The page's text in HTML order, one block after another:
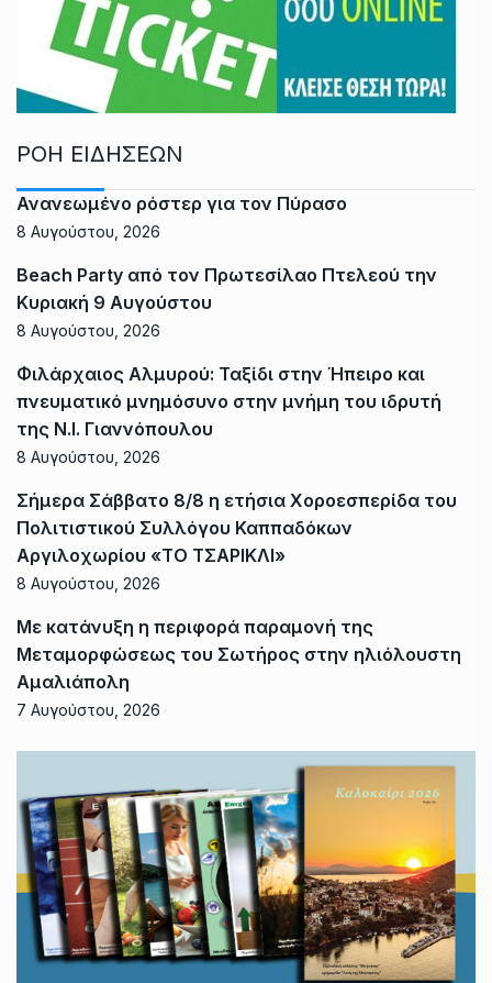
ΡΟΗ ΕΙΔΗΣΕΩΝ
Ανανεωμένο ρόστερ για τον Πύρασο
8 Αυγούστου, 2026
Beach Party από τον Πρωτεσίλαο Πτελεού την
Κυριακή 9 Αυγούστου
8 Αυγούστου, 2026
Φιλάρχαιος Αλμυρού: Ταξίδι στην Ήπειρο και
πνευματικό μνημόσυνο στην μνήμη του ιδρυτή
της Ν.Ι. Γιαννόπουλου
8 Αυγούστου, 2026
Σήμερα Σάββατο 8/8 η ετήσια Χοροεσπερίδα του
Πολιτιστικού Συλλόγου Καππαδόκων
Αργιλοχωρίου «ΤΟ ΤΣΑΡΙΚΛΙ»
8 Αυγούστου, 2026
Με κατάνυξη η περιφορά παραμονή της
Μεταμορφώσεως του Σωτήρος στην ηλιόλουστη
Αμαλιάπολη
7 Αυγούστου, 2026